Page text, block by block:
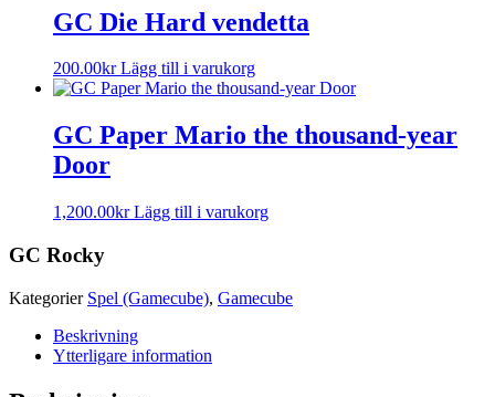
GC Die Hard vendetta
200.00kr Lägg till i varukorg
GC Paper Mario the thousand-year
Door
1,200.00kr Lägg till i varukorg
GC Rocky
Kategorier Spel (Gamecube), Gamecube
Beskrivning
Ytterligare information